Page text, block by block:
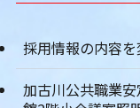
採用情報の内容
加古川公共職業